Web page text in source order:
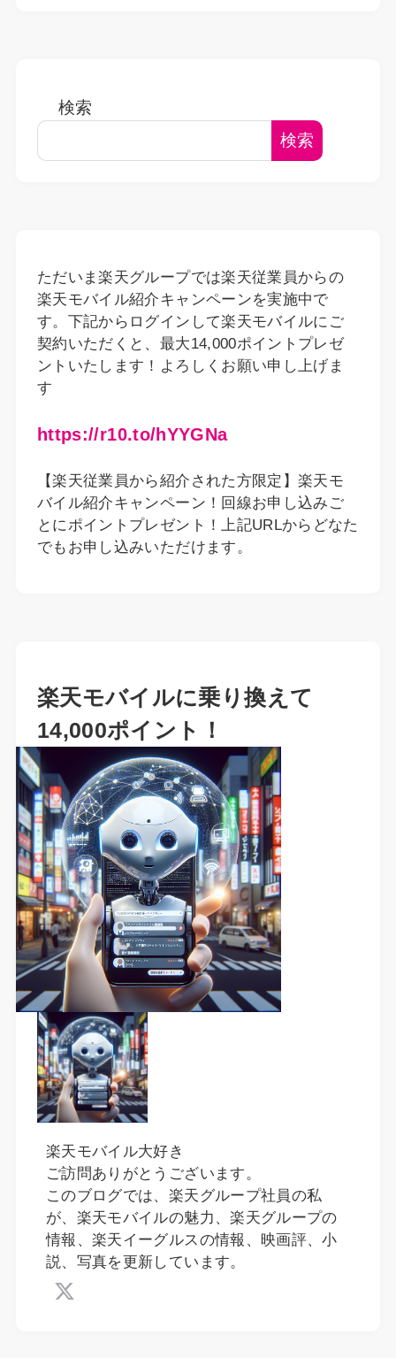
検索
検索
ただいま楽天グループでは楽天従業員からの
楽天モバイル紹介キャンペーンを実施中で
す。下記からログインして楽天モバイルにご
契約いただくと、最大14,000ポイントプレゼ
ントいたします！よろしくお願い申し上げま
す
https://r10.to/hYYGNa
【楽天従業員から紹介された方限定】楽天モ
バイル紹介キャンペーン！回線お申し込みご
とにポイントプレゼント！上記URLからどなた
でもお申し込みいただけます。
楽天モバイルに乗り換えて
14,000ポイント！
楽天モバイル大好き
ご訪問ありがとうございます。
このブログでは、楽天グループ社員の私
が、楽天モバイルの魅力、楽天グループの
情報、楽天イーグルスの情報、映画評、小
説、写真を更新しています。